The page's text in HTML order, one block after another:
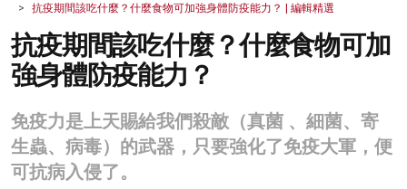
生活
健康
商業
科技
影片
抗疫期間該吃什麼？什麼食物可加強身體防疫能力？ | 編輯精選
抗疫期間該吃什麼？什麼食物可加
強身體防疫能力？
免疫力是上天賜給我們殺敵（真菌 、細菌、寄
生蟲、病毒）的武器，只要強化了免疫大軍，便
可抗病入侵了。